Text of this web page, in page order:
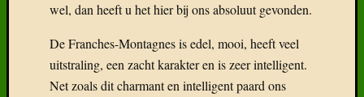
wel, dan heeft u het hier bij ons absoluut gevonden.
De Franches-Montagnes is edel, mooi, heeft veel
uitstraling, een zacht karakter en is zeer intelligent.
Net zoals dit charmant en intelligent paard ons